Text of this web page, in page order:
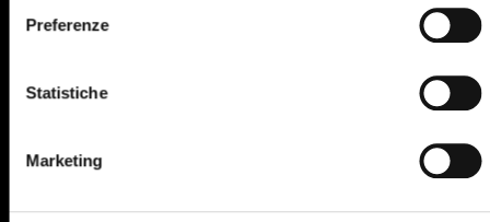
Preferenze
Statistiche
Marketing
925
929
940
944